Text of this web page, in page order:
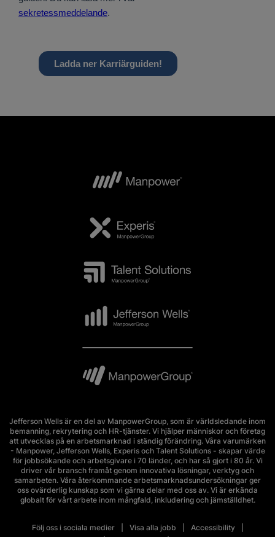
Jefferson Wells är en del av ManpowerGroup, som är världsledande inom
bemanning, rekrytering och HR-tjänster. Vi hjälper människor och företag
att utvecklas på en arbetsmarknad i ständig förändring. Våra varumärken
- Manpower, Jefferson Wells, Experis och Talent Solutions - skapar värde
för jobbsökande och arbetsgivare i 70 länder, och har så gjort i 80 år. Vi
driver vår bransch framåt genom innovativa lösningar, verktyg och
samarbeten. Våra återkommande arbetsmarknadsundersökningar ger
oss ovärderlig kunskap som vi gärna delar med oss av. Vi är erkända
globalt för vårt arbete inom mångfald, inkludering och jämställdhet.
Följ oss i sociala medier Visa alla jobb
Accessibility